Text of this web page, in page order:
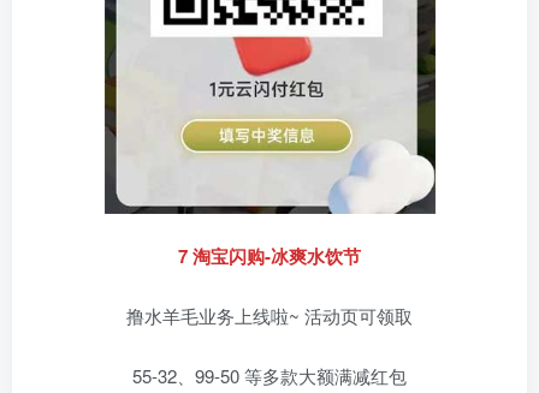
7 淘宝闪购-冰爽水饮节
撸水羊毛业务上线啦~ 活动页可领取
55-32、99-50 等多款大额满减红包